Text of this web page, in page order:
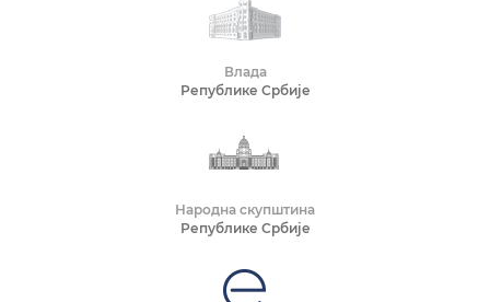
Влада
Републике Србије
Народна скупштина
Републике Србије